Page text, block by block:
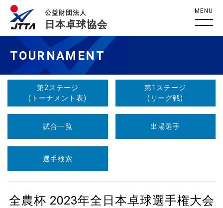
公益財団法人
日本卓球協会
MENU
TOURNAMENT
第2ステージ
(トーナメント表)
第1ステージ
(リーグ戦)
試合一覧 出場選手
選手検索
全農杯 2023年全日本卓球選手権大会